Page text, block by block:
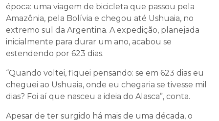
época: uma viagem de bicicleta que passou pela
Amazônia, pela Bolívia e chegou até Ushuaia, no
extremo sul da Argentina. A expedição, planejada
inicialmente para durar um ano, acabou se
estendendo por 623 dias.
“Quando voltei, fiquei pensando: se em 623 dias eu
cheguei ao Ushuaia, onde eu chegaria se tivesse mil
dias? Foi aí que nasceu a ideia do Alasca”, conta.
Apesar de ter surgido há mais de uma década, o